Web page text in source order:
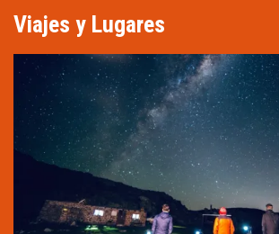
Viajes y Lugares